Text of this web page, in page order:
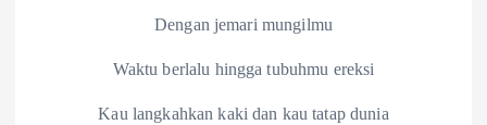
Dengan jemari mungilmu
Waktu berlalu hingga tubuhmu ereksi
Kau langkahkan kaki dan kau tatap dunia